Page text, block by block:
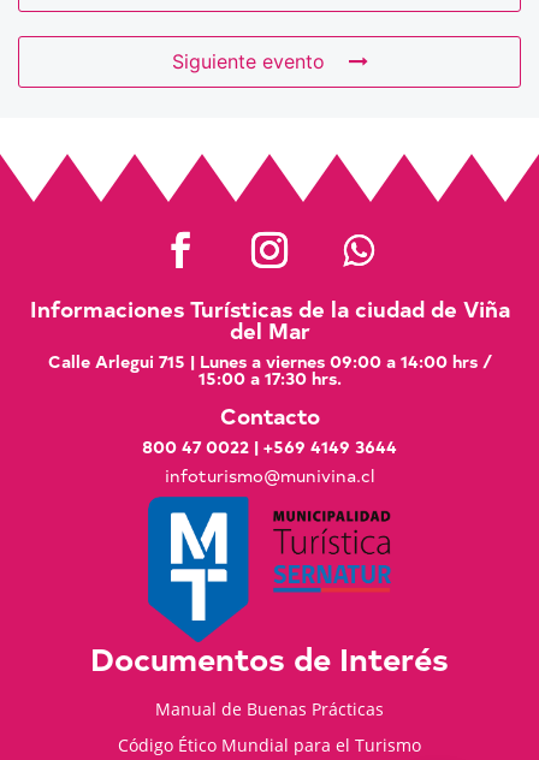
Siguiente evento
Informaciones Turísticas de la ciudad de Viña
del Mar
Calle Arlegui 715 | Lunes a viernes 09:00 a 14:00 hrs /
15:00 a 17:30 hrs.
Contacto
800 47 0022 | +569 4149 3644
infoturismo@munivina.cl
Documentos de Interés
Manual de Buenas Prácticas
Código Ético Mundial para el Turismo